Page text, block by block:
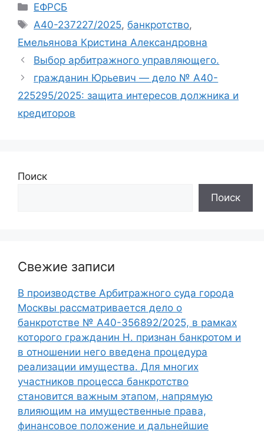
Рубрики
ЕФРСБ
Метки
А40-237227/2025,банкротство,
Емельянова Кристина Александровна
Выбор арбитражного управляющего.
гражданин Юрьевич — дело № А40-
225295/2025: защита интересов должника и
кредиторов
Поиск
Поиск
Свежие записи
В производстве Арбитражного суда города
Москвы рассматривается дело о
банкротстве № А40-356892/2025, в рамках
которого гражданин Н. признан банкротом и
в отношении него введена процедура
реализации имущества. Для многих
участников процесса банкротство
становится важным этапом, напрямую
влияющим на имущественные права,
финансовое положение и дальнейшие